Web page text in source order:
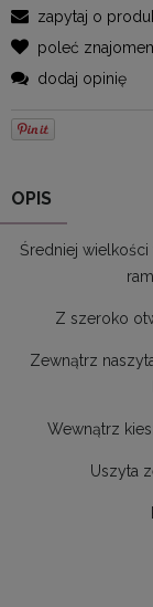
zapytaj o
poleć
dodaj opinię
OPIS
Średniej wielkości
Z szeroko
Zewnątrz
Wewnątrz
Uszyta